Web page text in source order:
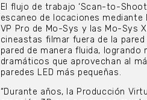
El flujo de trabajo ‘Scan-to-
escaneo de locaciones mediante
VP Pro de Mo-Sys y las Mo-Sys
cineastas filmar fuera de la
pared de manera fluida,
dramáticos que aprovechan al
paredes LED más pequeñas.
“Durante años, la Producción